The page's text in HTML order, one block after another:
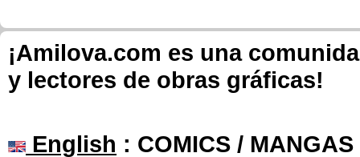
¡Amilova.com es una
y lectores de obras gráficas!
English : COMICS /